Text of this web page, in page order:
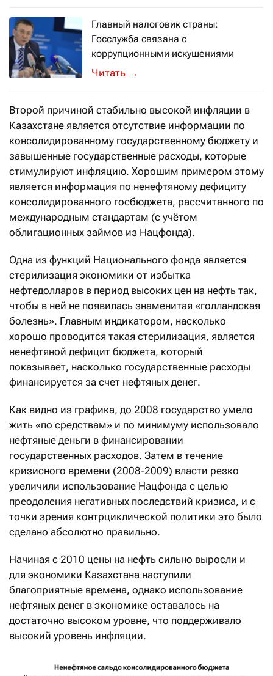
Главный налоговик страны:
Госслужба связана с
коррупционными искушениями
Forbes.kz публикует вторую часть
→
Второй причиной стабильно высокой инфляции в
Казахстане является отсутствие информации по
консолидированному государственному бюджету и
завышенные государственные расходы, которые
стимулируют инфляцию. Хорошим примером этому
является информация по ненефтяному дефициту
консолидированного госбюджета, рассчитанного по
международным стандартам (с учётом
облигационных займов из Нацфонда).
Одна из функций Национального фонда является
стерилизация экономики от избытка
нефтедолларов в период высоких цен на нефть так,
чтобы в ней не появилась знаменитая «голландская
болезнь». Главным индикатором, насколько
хорошо проводится такая стерилизация, является
ненефтяной дефицит бюджета, который
показывает, насколько государственные расходы
финансируется за счет нефтяных денег.
Как видно из графика, до 2008 государство умело
жить «по средствам» и по минимуму использовало
нефтяные деньги в финансировании
государственных расходов. Затем в течение
кризисного времени (2008-2009) власти резко
увеличили использование Нацфонда с целью
преодоления негативных последствий кризиса, и с
точки зрения контрциклической политики это было
сделано абсолютно правильно.
Начиная с 2010 цены на нефть сильно выросли и
для экономики Казахстана наступили
благоприятные времена, однако использование
нефтяных денег в экономике оставалось на
достаточно высоком уровне, что поддерживало
высокий уровень инфляции.